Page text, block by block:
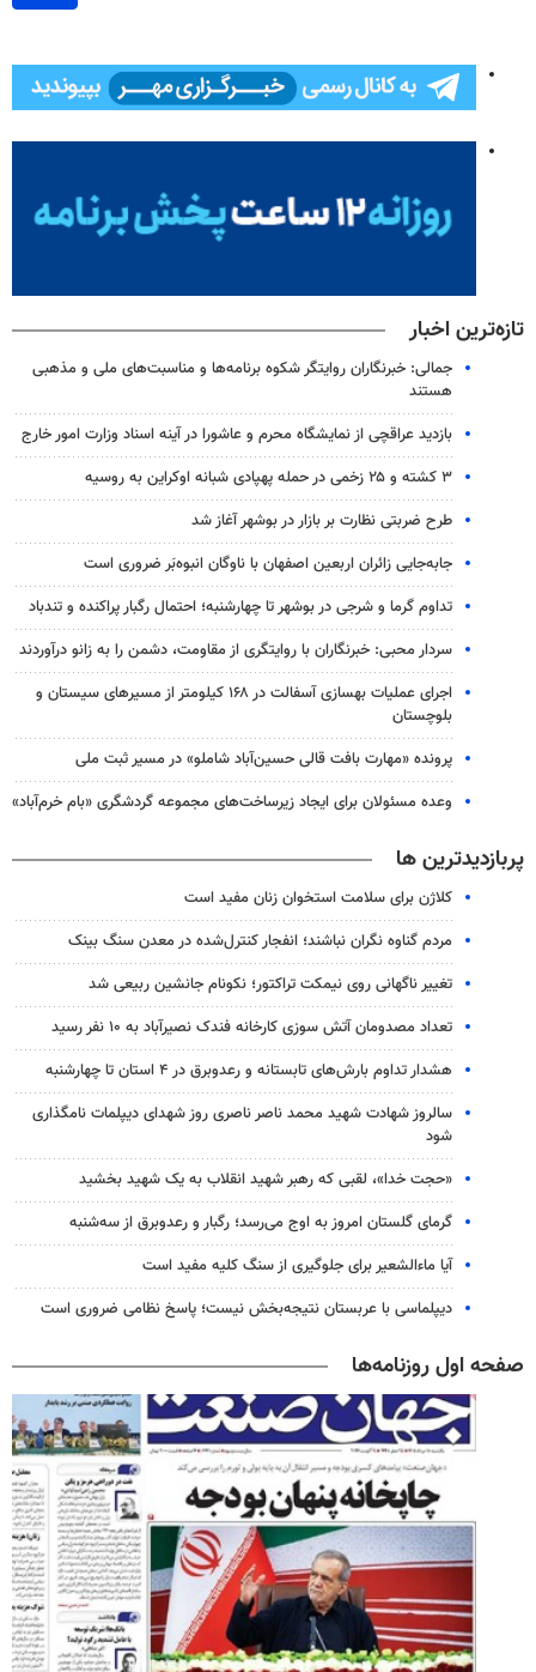
تازه‌ترین اخبار
جمالی: خبرنگاران روایتگر شکوه برنامه‌ها و مناسبت‌های ملی و مذهبی
هستند
بازدید عراقچی از نمایشگاه محرم و عاشورا در آینه اسناد وزارت امور خارج
۳ کشته و ۲۵ زخمی در حمله پهپادی شبانه اوکراین به روسیه
طرح ضربتی نظارت بر بازار در بوشهر آغاز شد
جابه‌جایی زائران اربعین اصفهان با ناوگان انبوه‌بَر ضروری است
تداوم گرما و شرجی در بوشهر تا چهارشنبه؛ احتمال رگبار پراکنده و تندباد
سردار محبی: خبرنگاران با روایتگری از مقاومت، دشمن را به زانو درآوردند
اجرای عملیات بهسازی آسفالت در ۱۶۸ کیلومتر از مسیرهای سیستان و
بلوچستان
پرونده «مهارت بافت قالی حسین‌آباد شاملو» در مسیر ثبت ملی
وعده مسئولان برای ایجاد زیرساخت‌های مجموعه گردشگری «بام خرم‌آباد»
پربازدیدترین ها
کلاژن برای سلامت استخوان زنان مفید است
مردم گناوه نگران نباشند؛ انفجار کنترل‌شده در معدن سنگ بینک
تغییر ناگهانی روی نیمکت تراکتور؛ نکونام جانشین ربیعی شد
تعداد مصدومان آتش سوزی کارخانه فندک نصیرآباد به ۱۰ نفر رسید
هشدار تداوم بارش‌های تابستانه و رعدوبرق در ۴ استان تا چهارشنبه
سالروز شهادت شهید محمد ناصر ناصری روز شهدای دیپلمات نامگذاری
شود
«حجت خدا»، لقبی که رهبر شهید انقلاب به یک شهید بخشید
گرمای گلستان امروز به اوج می‌رسد؛ رگبار و رعدوبرق از سه‌شنبه
آیا ماءالشعیر برای جلوگیری از سنگ کلیه مفید است
دیپلماسی با عربستان نتیجه‌بخش نیست؛ پاسخ نظامی ضروری است
صفحه اول روزنامه‌ها